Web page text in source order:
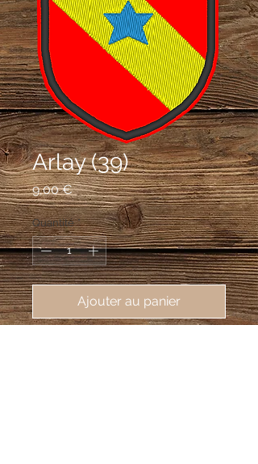
Arlay (39)
9,00 €Prix
Quantité *
Ajouter au panier